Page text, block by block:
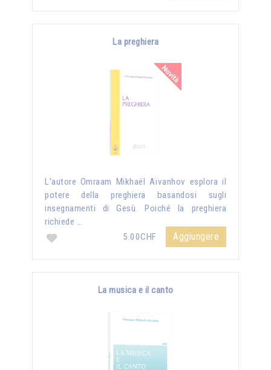
La preghiera
L'autore Omraam Mikhaël Aïvanhov esplora il
potere della preghiera basandosi sugli
insegnamenti di Gesù. Poiché la preghiera
richiede …
5.00CHF
Aggiungere
La musica e il canto